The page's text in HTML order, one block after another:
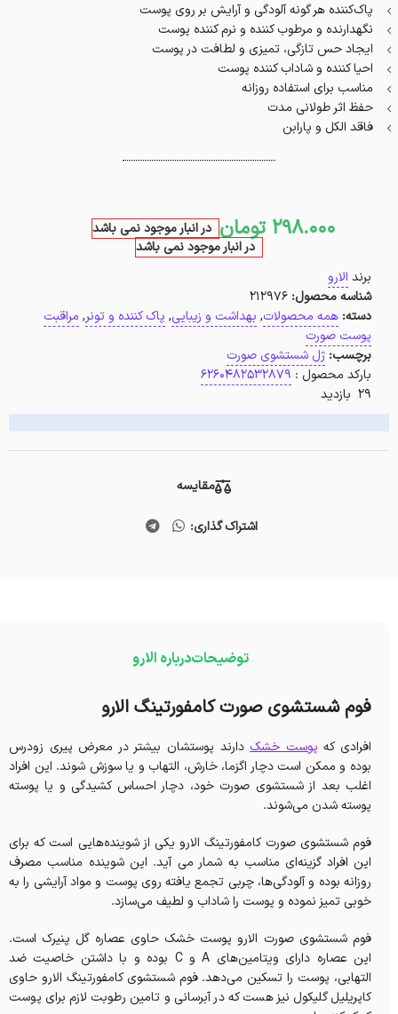
پاک‌کننده هر گونه آلودگی و آرایش بر روی پوست
نگهدارنده و مرطوب کننده و نرم کننده پوست
ایجاد حس تازگی، تمیزی و لطافت در پوست
احیا کننده و شاداب‎ کننده پوست
مناسب برای استفاده روزانه
حفظ اثر طولانی مدت
فاقد الکل و پارابن
298.000 تومان در انبار موجود نمی باشد
در انبار موجود نمی باشد
برند الارو
شناسه محصول: 212976
دسته: همه محصولات, بهداشت و زیبایی, پاک کننده و تونر, مراقبت
پوست صورت
برچسب: ژل شستشوی صورت
بارکد محصول : 6260482532879
29 بازدید
مقایسه
اشتراک گذاری:
توضیحاتدرباره الارو
فوم شستشوی صورت کامفورتینگ الارو
افرادی که پوست خشکدارند پوستشان بیشتر در معرض پیری زودرس
بوده و ممکن است دچار اگزما، خارش، التهاب و یا سوزش شوند. این افراد
اغلب بعد از شستشوی صورت خود، دچار احساس کشیدگی و یا پوسته
پوسته شدن می‌شوند.
فوم شستشوی صورت کامفورتینگ الارو یکی از شوینده‌هایی است که برای
این افراد گزینه‌ای مناسب به شمار می آید. این شوینده مناسب مصرف
روزانه بوده و آلودگی‌ها، چربی تجمع یافته روی پوست و مواد آرایشی را به
خوبی تمیز نموده و پوست را شاداب و لطیف می‌سازد.
فوم شستشوی صورت الارو پوست خشک حاوی عصاره گل پنیرک است.
این عصاره دارای ویتامین‌های A و C بوده و با داشتن خاصیت ضد
التهابی، پوست را تسکین می‌دهد. فوم شستشوی کامفورتینگ الارو حاوی
کاپریلیل گلیکول نیز هست که در آبرسانی و تامین رطوبت لازم برای پوست